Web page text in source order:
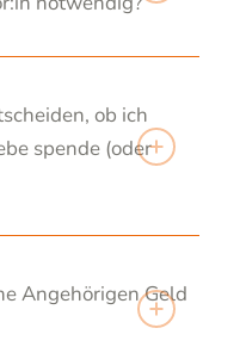
ob ich
spende (oder
Angehörigen Geld